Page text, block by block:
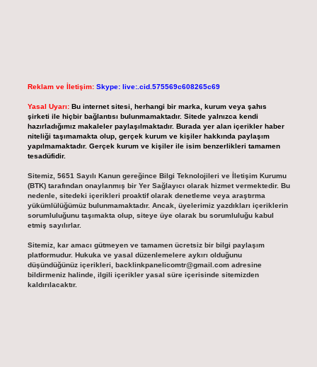
Reklam ve İletişim: Skype: live:.cid.575569c608265c69
Yasal Uyarı: Bu internet sitesi, herhangi bir marka, kurum veya şahıs
şirketi ile hiçbir bağlantısı bulunmamaktadır. Sitede yalnızca kendi
hazırladığımız makaleler paylaşılmaktadır. Burada yer alan içerikler haber
niteliği taşımamakta olup, gerçek kurum ve kişiler hakkında paylaşım
yapılmamaktadır. Gerçek kurum ve kişiler ile isim benzerlikleri tamamen
tesadüfidir.
Sitemiz, 5651 Sayılı Kanun gereğince Bilgi Teknolojileri ve İletişim Kurumu
(BTK) tarafından onaylanmış bir Yer Sağlayıcı olarak hizmet vermektedir. Bu
nedenle, sitedeki içerikleri proaktif olarak denetleme veya araştırma
yükümlülüğümüz bulunmamaktadır. Ancak, üyelerimiz yazdıkları içeriklerin
sorumluluğunu taşımakta olup, siteye üye olarak bu sorumluluğu kabul
etmiş sayılırlar.
Sitemiz, kar amacı gütmeyen ve tamamen ücretsiz bir bilgi paylaşım
platformudur. Hukuka ve yasal düzenlemelere aykırı olduğunu
düşündüğünüz içerikleri, backlinkpanelicomtr@gmail.comadresine
bildirmeniz halinde, ilgili içerikler yasal süre içerisinde sitemizden
kaldırılacaktır.